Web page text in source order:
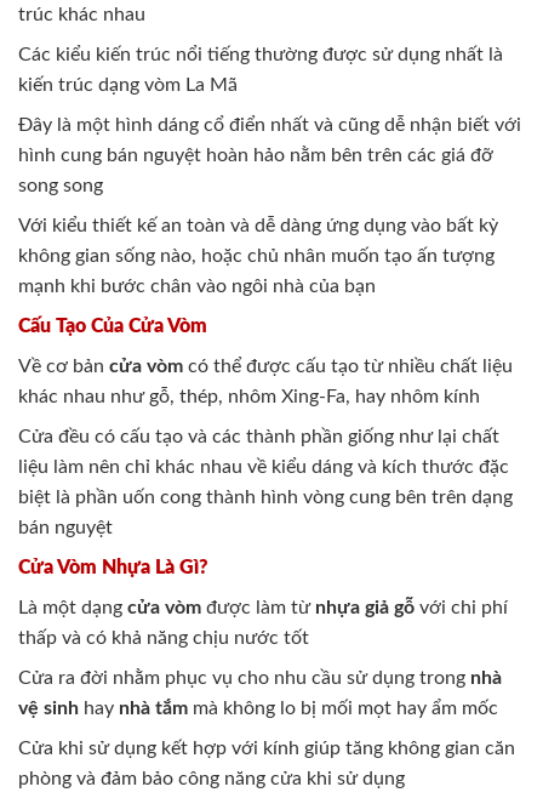
trúc khác nhau
Các kiểu kiến trúc nổi tiếng thường được sử dụng nhất là
kiến trúc dạng vòm La Mã
Đây là một hình dáng cổ điển nhất và cũng dễ nhận biết với
hình cung bán nguyệt hoàn hảo nằm bên trên các giá đỡ
song song
Với kiểu thiết kế an toàn và dễ dàng ứng dụng vào bất kỳ
không gian sống nào, hoặc chủ nhân muốn tạo ấn tượng
mạnh khi bước chân vào ngôi nhà của bạn
Cấu Tạo Của Cửa Vòm
Về cơ bản cửa vòm có thể được cấu tạo từ nhiều chất liệu
khác nhau như gỗ, thép, nhôm Xing-Fa, hay nhôm kính
Cửa đều có cấu tạo và các thành phần giống như lại chất
liệu làm nên chỉ khác nhau về kiểu dáng và kích thước đặc
biệt là phần uốn cong thành hình vòng cung bên trên dạng
bán nguyệt
Cửa Vòm Nhựa Là Gì?
Là một dạng cửa vòm được làm từ nhựa giả gỗ với chi phí
thấp và có khả năng chịu nước tốt
Cửa ra đời nhằm phục vụ cho nhu cầu sử dụng trong nhà
vệ sinh hay nhà tắm mà không lo bị mối mọt hay ẩm mốc
Cửa khi sử dụng kết hợp với kính giúp tăng không gian căn
phòng và đảm bảo công năng cửa khi sử dụng